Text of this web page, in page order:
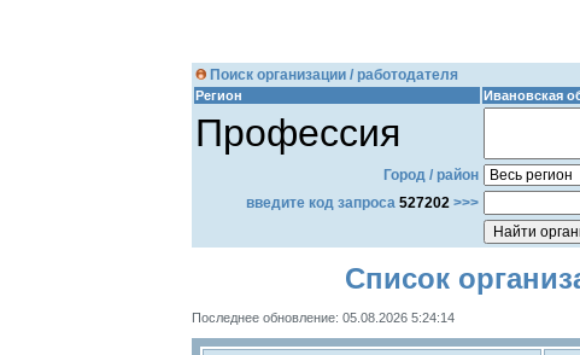
Поиск организации / работодателя
Регион Ивановская
Профессия
Город / район
введите код запроса 527202 >>>
Список
Последнее обновление: 05.08.2026 5:24:14